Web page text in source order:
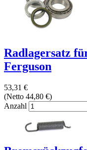
Radlagersatz
Ferguson
53,31 €
(Netto 44,80 €)
Anzahl